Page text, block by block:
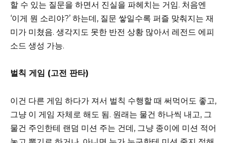
할 수 있는 질문을 하면서 진실을 파헤치는 거임. 처음엔
‘이게 뭔 소리야?’ 하는데, 질문 쌓일수록 퍼즐 맞춰지는 재
미가 미쳤음. 생각지도 못한 반전 상황 많아서 레전드 에피
소드 생성 가능.
벌칙 게임 (고전 판타)
이건 다른 게임 하다가 져서 벌칙 수행할 때 써먹어도 좋고,
그냥 이 게임 자체로 해도 됨. 원래는 물건 하나씩 내고, 그
물건 주인한테 랜덤 미션 주는 건데, 그냥 종이에 미션 적어